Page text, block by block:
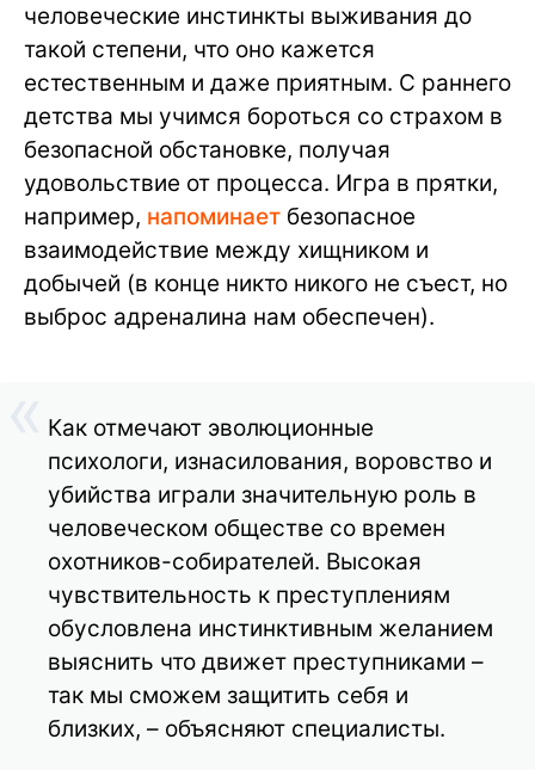
человеческие инстинкты выживания до
такой степени, что оно кажется
естественным и даже приятным. С раннего
детства мы учимся бороться со страхом в
безопасной обстановке, получая
удовольствие от процесса. Игра в прятки,
например, напоминает безопасное
взаимодействие между хищником и
добычей (в конце никто никого не съест, но
выброс адреналина нам обеспечен).
Как отмечают эволюционные
психологи, изнасилования, воровство и
убийства играли значительную роль в
человеческом обществе со времен
охотников-собирателей. Высокая
чувствительность к преступлениям
обусловлена инстинктивным желанием
выяснить что движет преступниками –
так мы сможем защитить себя и
близких, – объясняют специалисты.